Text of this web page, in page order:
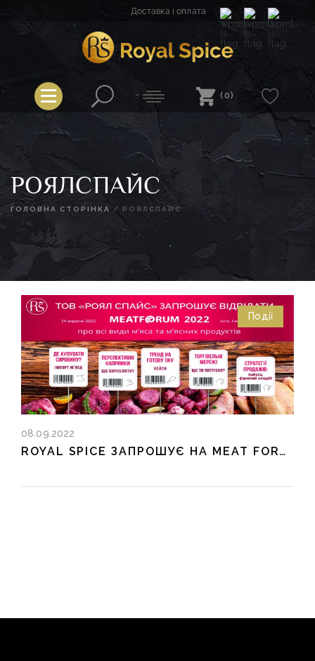
Доставка і оплата
Royal Spice
(0)
РОЯЛСПАЙС
ГОЛОВНА СТОРІНКА / РОЯЛСПАЙС
Події
08.09.2022
ROYAL SPICE ЗАПРОШУЄ НА MEAT FORUM